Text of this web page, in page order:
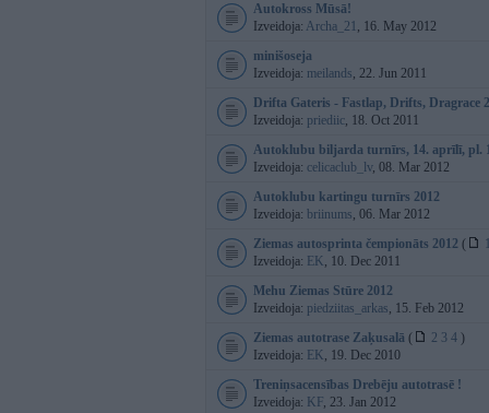
Autokross Mūsā!
Izveidoja: Archa_21 , 16. May 2012
minišoseja
Izveidoja: meilands, 22. Jun 2011
Drifta Gateris - Fastlap, Drifts,
Izveidoja: priediic, 18. Oct 2011
Autoklubu biljarda turnīrs, 14. aprīlī, pl.
Izveidoja: celicaclub_lv, 08. Mar 2012
Autoklubu kartingu turnīrs 2012
Izveidoja: briinums, 06. Mar 2012
Ziemas autosprinta čempionāts 2012 (
Izveidoja: EK, 10. Dec 2011
Mehu Ziemas Stūre 2012
Izveidoja: piedziitas_arkas, 15. Feb 2012
Ziemas autotrase Zaķusalā ( 2 3 4 )
Izveidoja: EK, 19. Dec 2010
Treniņsacensības Drebēju autotrasē !
Izveidoja: KF, 23. Jan 2012